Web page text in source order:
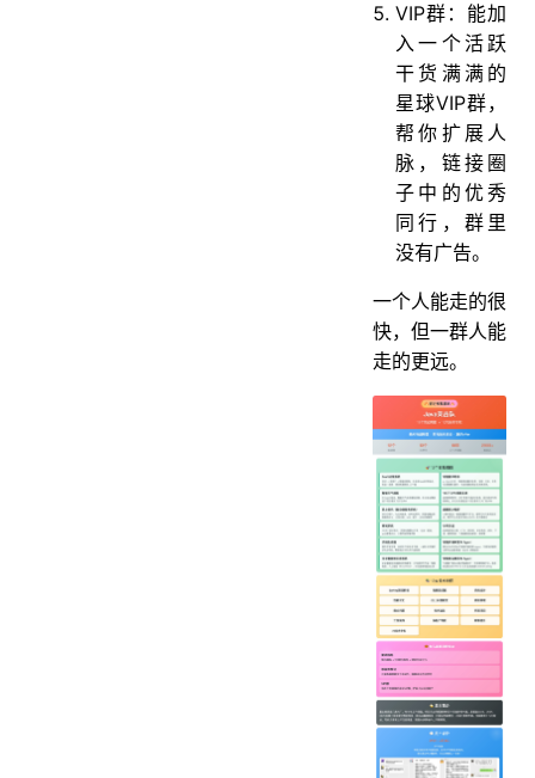
VIP群：能加
入一个活跃
干货满满的
星球VIP群，
帮你扩展人
脉，链接圈
子中的优秀
同行，群里
没有广告。
一个人能走的很
快，但一群人能
走的更远。